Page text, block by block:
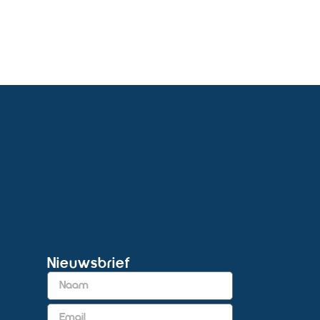
Nieuwsbrief